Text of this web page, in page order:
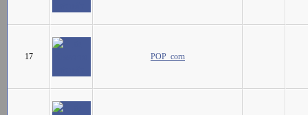
17 POP_corn